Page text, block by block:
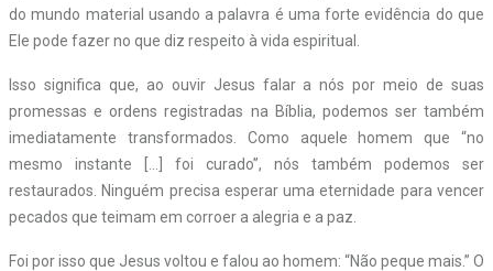
do mundo material usando a palavra é uma forte evidência do que
Ele pode fazer no que diz respeito à vida espiritual.
Isso significa que, ao ouvir Jesus falar a nós por meio de suas
promessas e ordens registradas na Bíblia, podemos ser também
imediatamente transformados. Como aquele homem que “no
mesmo instante […] foi curado”, nós também podemos ser
restaurados. Ninguém precisa esperar uma eternidade para vencer
pecados que teimam em corroer a alegria e a paz.
Foi por isso que Jesus voltou e falou ao homem: “Não peque mais.” O